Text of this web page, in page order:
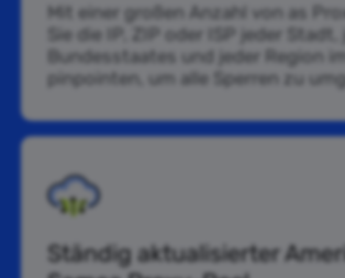
Mit einer großen Anzahl von as
Sie die IP, ZIP oder ISP jeder Stadt,
Bundesstaates und jeder Region
pinpointen, um alle Sperren zu
Ständig aktualisierter